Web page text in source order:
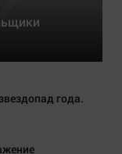
года.